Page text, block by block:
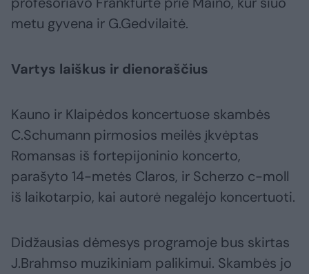
metu gyvena ir G.Gedvilaitė.
Vartys laiškus ir dienoraščius
Kauno ir Klaipėdos koncertuose skambės
C.Schumann pirmosios meilės įkvėptas
Romansas iš fortepijoninio koncerto,
parašyto 14-metės Claros, ir Scherzo c-moll
iš laikotarpio, kai autorė negalėjo koncertuoti.
Didžausias dėmesys programoje bus skirtas
J.Brahmso muzikiniam palikimui. Skambės jo